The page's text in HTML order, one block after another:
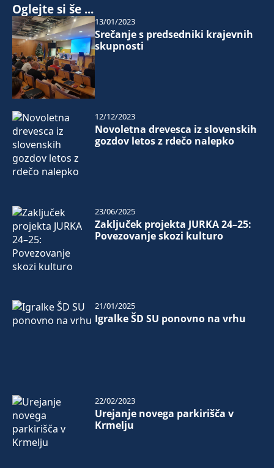
Oglejte si še ...
Srečanje s predsedniki krajevnih
skupnosti
13/01/2023
Novoletna drevesca iz slovenskih
gozdov letos z rdečo nalepko
12/12/2023
Zaključek projekta JURKA 24–25:
Povezovanje skozi kulturo
23/06/2025
Igralke ŠD SU ponovno na vrhu
21/01/2025
Urejanje novega parkirišča v
Krmelju
22/02/2023